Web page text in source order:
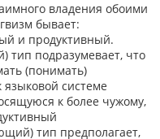
владения обоими
бывает:
и продуктивный.
подразумевает, что
(понимать)
системе
к более чужому,
тип предполагает,